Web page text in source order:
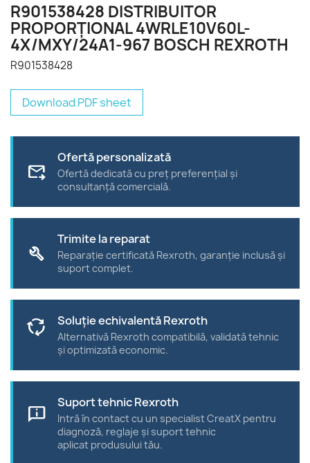
R901538428 DISTRIBUITOR
PROPORŢIONAL 4WRLE10V60L-
4X/MXY/24A1-967 BOSCH REXROTH
R901538428
Download PDF sheet
forward_to_inbox
Ofertă personalizată
Ofertă dedicată cu preț preferențial și
consultanță comercială.
build
Trimite la reparat
Reparație certificată Rexroth, garanție inclusă și
suport complet.
cycle Soluție echivalentă Rexroth
Alternativă Rexroth compatibilă, validată tehnic
și optimizată economic.
chat_info
Suport tehnic Rexroth
Intră în contact cu un specialist CreatX pentru
diagnoză, reglaje și suport tehnic
aplicat produsului tău.